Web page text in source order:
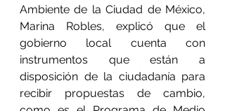
Ambiente de la Ciudad de México,
Marina Robles, explicó que el
gobierno local cuenta con
instrumentos que están a
disposición de la ciudadanía para
recibir propuestas de cambio,